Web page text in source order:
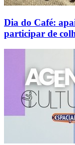
Dia do Café:
participar de